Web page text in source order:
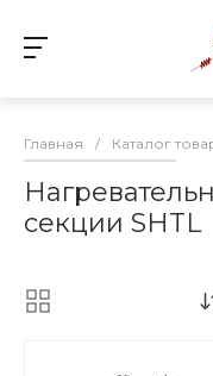
Главная / Каталог
секции SHTL